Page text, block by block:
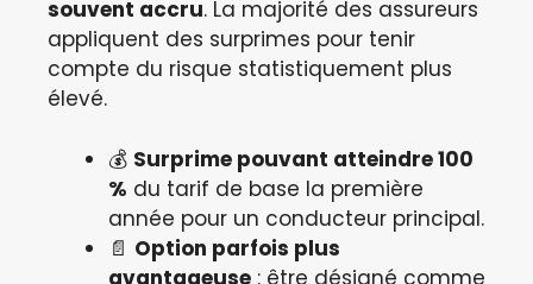
souvent accru. La majorité des assureurs
appliquent des surprimes pour tenir
compte du risque statistiquement plus
élevé.
💰 Surprime pouvant atteindre 100
% du tarif de base la première
année pour un conducteur principal.
📄 Option parfois plus
avantageuse : être désigné comme